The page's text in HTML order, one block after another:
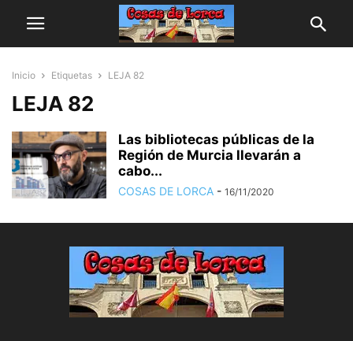
Inicio Etiquetas LEJA 82
LEJA 82
Las bibliotecas públicas de la
Región de Murcia llevarán a
cabo...
COSAS DE LORCA - 16/11/2020